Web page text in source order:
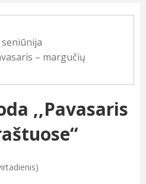
– margučių
,,Pavasaris